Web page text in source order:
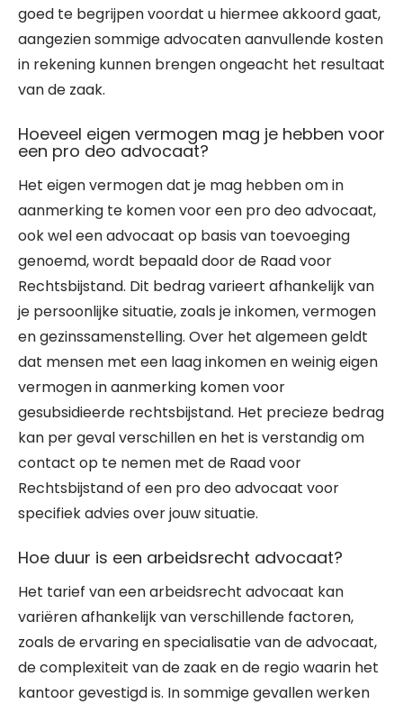
goed te begrijpen voordat u hiermee akkoord gaat,
aangezien sommige advocaten aanvullende kosten
in rekening kunnen brengen ongeacht het resultaat
van de zaak.
Hoeveel eigen vermogen mag je hebben voor
een pro deo advocaat?
Het eigen vermogen dat je mag hebben om in
aanmerking te komen voor een pro deo advocaat,
ook wel een advocaat op basis van toevoeging
genoemd, wordt bepaald door de Raad voor
Rechtsbijstand. Dit bedrag varieert afhankelijk van
je persoonlijke situatie, zoals je inkomen, vermogen
en gezinssamenstelling. Over het algemeen geldt
dat mensen met een laag inkomen en weinig eigen
vermogen in aanmerking komen voor
gesubsidieerde rechtsbijstand. Het precieze bedrag
kan per geval verschillen en het is verstandig om
contact op te nemen met de Raad voor
Rechtsbijstand of een pro deo advocaat voor
specifiek advies over jouw situatie.
Hoe duur is een arbeidsrecht advocaat?
Het tarief van een arbeidsrecht advocaat kan
variëren afhankelijk van verschillende factoren,
zoals de ervaring en specialisatie van de advocaat,
de complexiteit van de zaak en de regio waarin het
kantoor gevestigd is. In sommige gevallen werken